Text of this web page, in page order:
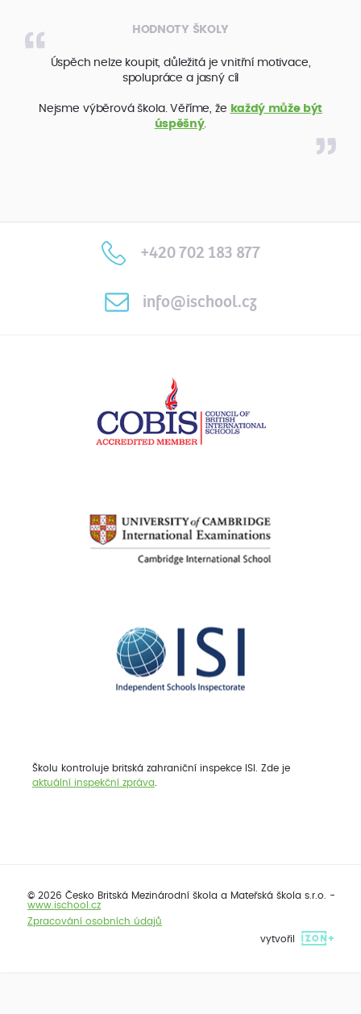
HODNOTY ŠKOLY
Úspěch nelze koupit, důležitá je vnitřní motivace,
spolupráce a jasný cíl
Nejsme výběrová škola. Věříme, že každý může být
úspěšný.
+420 702 183 877
info@ischool.cz
Školu kontroluje britská zahraniční inspekce ISI. Zde je
aktuální inspekční zpráva
© 2026 Česko Britská Mezinárodní škola a Mateřská škola s.r.o. -
www.ischool.cz
Zpracování osobních údajů
vytvořil